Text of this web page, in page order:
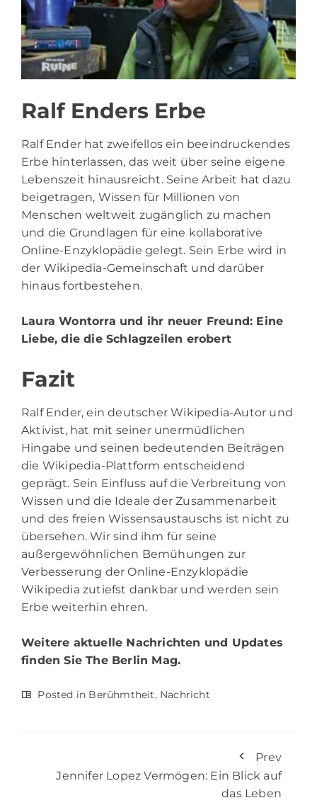
Ralf Enders Erbe
Ralf Ender hat zweifellos ein beeindruckendes
Erbe hinterlassen, das weit über seine eigene
Lebenszeit hinausreicht. Seine Arbeit hat dazu
beigetragen, Wissen für Millionen von
Menschen weltweit zugänglich zu machen
und die Grundlagen für eine kollaborative
Online-Enzyklopädie gelegt. Sein Erbe wird in
der Wikipedia-Gemeinschaft und darüber
hinaus fortbestehen.
Laura Wontorra und ihr neuer Freund: Eine
Liebe, die die Schlagzeilen erobert
Fazit
Ralf Ender, ein deutscher Wikipedia-Autor und
Aktivist, hat mit seiner unermüdlichen
Hingabe und seinen bedeutenden Beiträgen
die Wikipedia-Plattform entscheidend
geprägt. Sein Einfluss auf die Verbreitung von
Wissen und die Ideale der Zusammenarbeit
und des freien Wissensaustauschs ist nicht zu
übersehen. Wir sind ihm für seine
außergewöhnlichen Bemühungen zur
Verbesserung der Online-Enzyklopädie
Wikipedia zutiefst dankbar und werden sein
Erbe weiterhin ehren.
Weitere aktuelle Nachrichten und Updates
finden SieThe Berlin Mag.
Posted in Berühmtheit, Nachricht
Prev
Jennifer Lopez Vermögen: Ein Blick auf
das Leben